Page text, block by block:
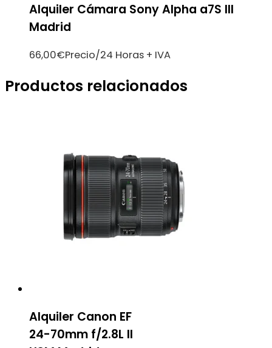
Alquiler Cámara Sony Alpha a7S III
Madrid
66,00€Precio/24 Horas + IVA
Productos relacionados
Alquiler Canon EF
24-70mm f/2.8L II